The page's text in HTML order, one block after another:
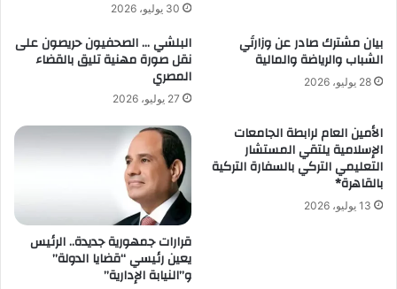
30 يوليو، 2026
بيان مشترك صادر عن وزارتَي
الشباب والرياضة والمالية
28 يوليو، 2026
البلشي … الصحفيون حريصون على
نقل صورة مهنية تليق بالقضاء
المصري
27 يوليو، 2026
الأمين العام لرابطة الجامعات
الإسلامية يلتقي المستشار
التعليمي التركي بالسفارة التركية
بالقاهرة*
13 يوليو، 2026
قرارات جمهورية جديدة.. الرئيس
يعين رئيسي “قضايا الدولة”
و”النيابة الإدارية”